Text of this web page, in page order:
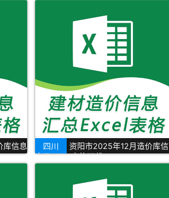
库信息
四川
资阳市2025年12月造价库信
息价Excel表格下载